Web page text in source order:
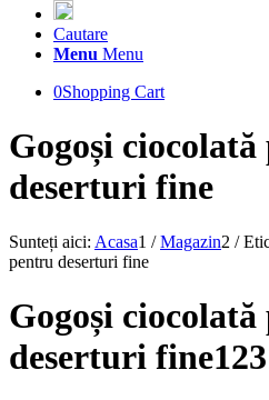
Cautare
Menu Menu
0Shopping Cart
Gogoși
deserturi fine
Sunteți aici: Acasa1 / Magazin2 /
pentru deserturi fine
Gogoși
deserturi